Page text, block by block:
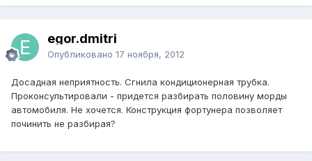
egor.dmitri
Опубликовано 17 ноября, 2012
Досадная неприятность. Сгнила кондиционерная трубка.
Проконсультировали - придется разбирать половину морды
автомобиля. Не хочется. Конструкция фортунера позволяет
починить не разбирая?